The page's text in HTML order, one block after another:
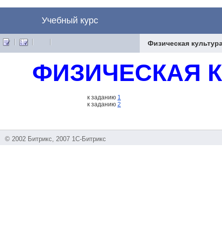
Учебный курс
Физическая
ФИЗИЧЕСКАЯ
к заданию 1
к заданию 2
© 2002 Битрикс, 2007 1С-Битрикс